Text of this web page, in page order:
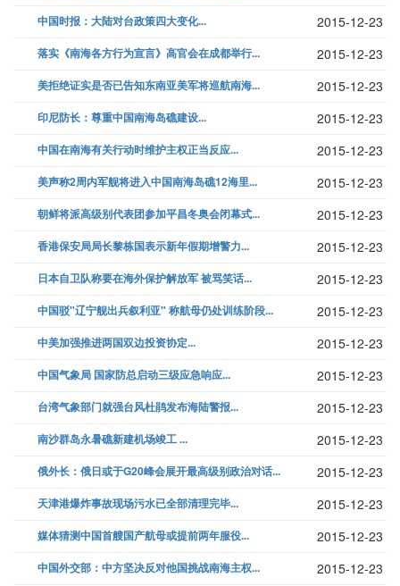
中国时报：大陆对台政策四大变化... 2015-12-23
落实《南海各方行为宣言》高官会在成都举行... 2015-12-23
美拒绝证实是否已告知东南亚美军将巡航南海... 2015-12-23
印尼防长：尊重中国南海岛礁建设... 2015-12-23
中国在南海有关行动时维护主权正当反应... 2015-12-23
美声称2周内军舰将进入中国南海岛礁12海里... 2015-12-23
朝鲜将派高级别代表团参加平昌冬奥会闭幕式... 2015-12-23
香港保安局局长黎栋国表示新年假期增警力... 2015-12-23
日本自卫队称要在海外保护解放军 被骂笑话... 2015-12-23
中国驳"辽宁舰出兵叙利亚" 称航母仍处训练阶段... 2015-12-23
中美加强推进两国双边投资协定... 2015-12-23
中国气象局 国家防总启动三级应急响应... 2015-12-23
台湾气象部门就强台风杜鹃发布海陆警报... 2015-12-23
南沙群岛永暑礁新建机场竣工 ... 2015-12-23
俄外长：俄日或于G20峰会展开最高级别政治对话... 2015-12-23
天津港爆炸事故现场污水已全部清理完毕... 2015-12-23
媒体猜测中国首艘国产航母或提前两年服役... 2015-12-23
中国外交部：中方坚决反对他国挑战南海主权... 2015-12-23